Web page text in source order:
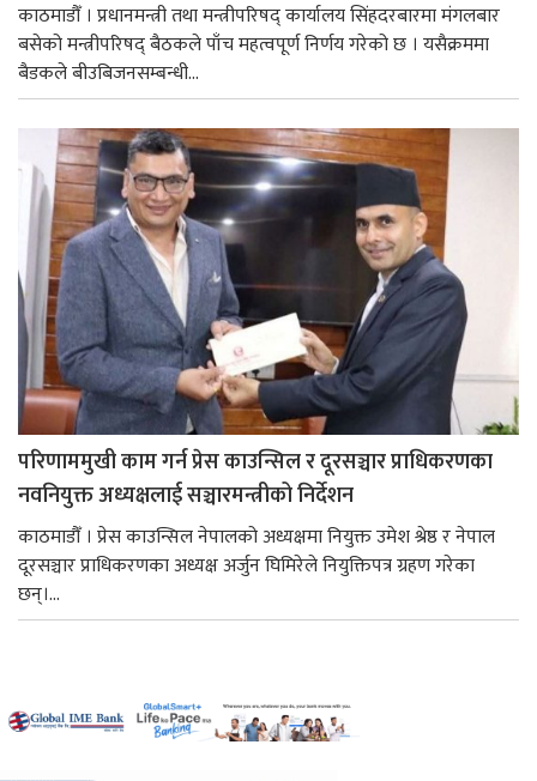
काठमाडौँ । प्रधानमन्त्री तथा मन्त्रीपरिषद् कार्यालय सिंहदरबारमा मंगलबार
बसेको मन्त्रीपरिषद् बैठकले पाँच महत्वपूर्ण निर्णय गरेको छ । यसैक्रममा
बैडकले बीउबिजनसम्बन्धी...
परिणाममुखी काम गर्न प्रेस काउन्सिल र दूरसञ्चार प्राधिकरणका
नवनियुक्त अध्यक्षलाई सञ्चारमन्त्रीको निर्देशन
काठमाडौँ । प्रेस काउन्सिल नेपालको अध्यक्षमा नियुक्त उमेश श्रेष्ठ र नेपाल
दूरसञ्चार प्राधिकरणका अध्यक्ष अर्जुन घिमिरेले नियुक्तिपत्र ग्रहण गरेका
छन्।...